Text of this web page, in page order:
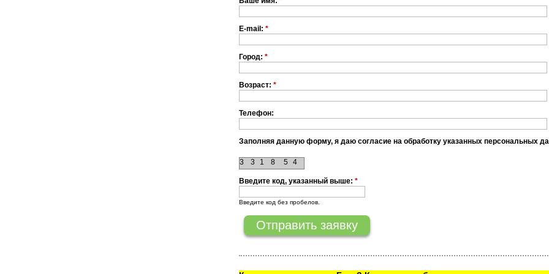
E-mail: *
Город: *
Возраст: *
Телефон:
Заполняя данную форму, я даю согласие на обработку указанных персональных
5 4
3
3 8
1
Введите код, указанный выше: *
Введите код без пробелов.